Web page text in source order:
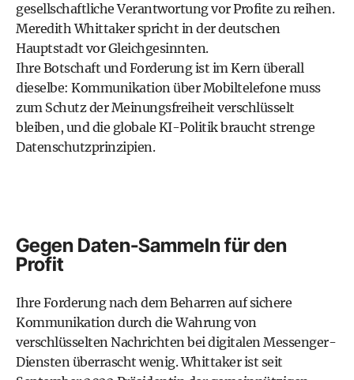
gesellschaftliche Verantwortung vor Profite zu reihen.
Meredith Whittaker spricht in der deutschen
Hauptstadt vor Gleichgesinnten.
Ihre Botschaft und Forderung ist im Kern überall
dieselbe: Kommunikation über Mobiltelefone muss
zum Schutz der Meinungsfreiheit verschlüsselt
bleiben, und die globale KI-Politik braucht strenge
Datenschutzprinzipien.
Gegen Daten-Sammeln für den
Profit
Ihre Forderung nach dem Beharren auf sichere
Kommunikation durch die Wahrung von
verschlüsselten Nachrichten bei digitalen Messenger-
Diensten überrascht wenig. Whittaker ist seit